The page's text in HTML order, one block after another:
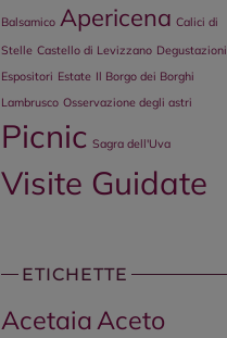
Balsamico Apericena Calici di
Stelle Castello di Levizzano Degustazioni
Espositori Estate Il Borgo dei Borghi
Lambrusco Osservazione degli astri
Picnic Sagra dell'Uva
Visite Guidate
ETICHETTE
AcetaiaAceto